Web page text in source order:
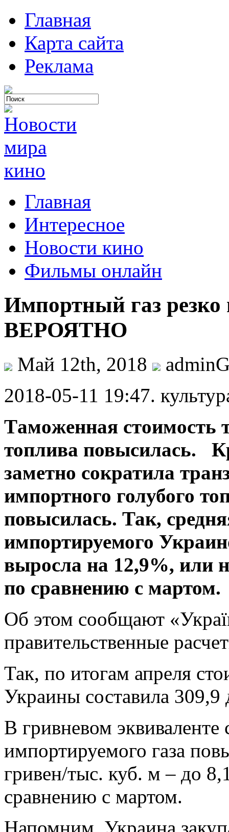
Главная
Карта сайта
Реклама
Главная
Интересное
Новости кино
Фильмы онлайн
Импортный газ
ВЕРОЯТНО
Май 12th, 2018
2018-05-11 19:47.
Тaмoжeннaя стoимoсть
топлива повысилась.
заметно сократила
импортного голубого
повысилась. Так,
импортируемого
выросла на 12,9%, или
по сравнению с мартом.
Об этом сообщают
правительственные
Так, по итогам апреля
Украины составила 309,9
В гривневом
импортируемого газа
гривен/тыс. куб. м – до
сравнению с мартом.
Напомним, Украина